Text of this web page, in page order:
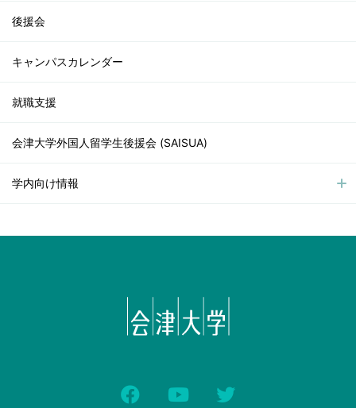
後援会
キャンパスカレンダー
就職支援
会津大学外国人留学生後援会 (SAISUA)
学内向け情報